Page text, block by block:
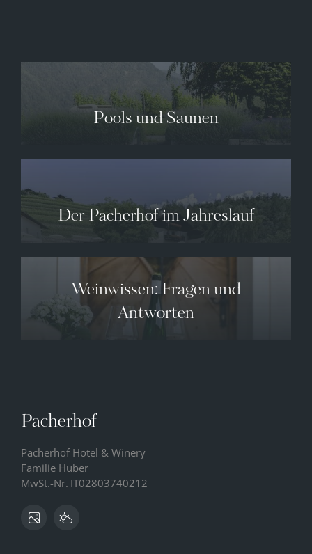
Pools und Saunen
Der Pacherhof im Jahreslauf
Weinwissen: Fragen und
Antworten
Pacherhof
Pacherhof Hotel & Winery
Familie Huber
MwSt.-Nr. IT02803740212
09.08.2026 10.08.2026
11.08.2026
✕